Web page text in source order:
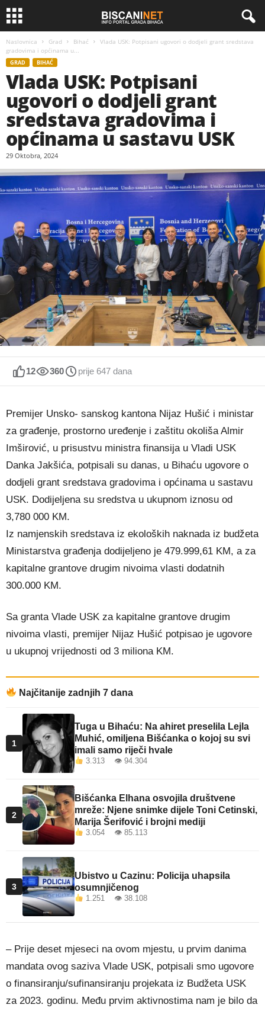
Naslovnica Grad Bihać
Vlada USK: Potpisani ugovori o dodjeli grant sredstava
gradovima i općinama u...
GRAD BIHAĆ
Vlada USK: Potpisani
ugovori o dodjeli grant
sredstava gradovima i
općinama u sastavu USK
29 Oktobra, 2024
12 360 prije 647 dana
Premijer Unsko- sanskog kantona Nijaz Hušić i ministar
za građenje, prostorno uređenje i zaštitu okoliša Almir
Imširović, u prisustvu ministra finansija u Vladi USK
Danka Jakšića, potpisali su danas, u Bihaću ugovore o
dodjeli grant sredstava gradovima i općinama u sastavu
USK. Dodijeljena su sredstva u ukupnom iznosu od
3,780 000 KM.
Iz namjenskih sredstava iz ekoloških naknada iz budžeta
Ministarstva građenja dodijeljeno je 479.999,61 KM, a za
kapitalne grantove drugim nivoima vlasti dodatnih
300.000 KM.
Sa granta Vlade USK za kapitalne grantove drugim
nivoima vlasti, premijer Nijaz Hušić potpisao je ugovore
u ukupnoj vrijednosti od 3 miliona KM.
Najčitanije zadnjih 7 dana
1
Tuga u Bihaću: Na ahiret preselila Lejla
Muhić, omiljena Bišćanka o kojoj su svi
imali samo riječi hvale
3.313 👁 94.304
2
Bišćanka Elhana osvojila društvene
mreže: Njene snimke dijele Toni Cetinski,
Marija Šerifović i brojni mediji
3.054 👁 85.113
3
Ubistvo u Cazinu: Policija uhapsila
osumnjičenog
1.251 👁 38.108
– Prije deset mjeseci na ovom mjestu, u prvim danima
mandata ovog saziva Vlade USK, potpisali smo ugovore
o finansiranju/sufinansiranju projekata iz Budžeta USK
za 2023. godinu. Među prvim aktivnostima nam je bilo da